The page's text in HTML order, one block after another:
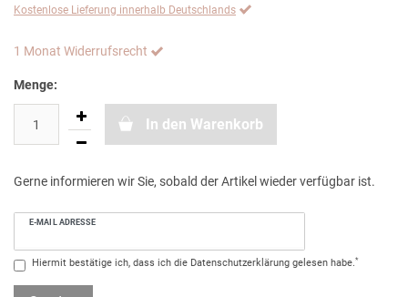
Kostenlose Lieferung innerhalb Deutschlands
1 Monat Widerrufsrecht
Menge:
In den Warenkorb
Gerne informieren wir Sie, sobald der Artikel wieder verfügbar ist.
E-MAIL ADRESSE
Hiermit bestätige ich, dass ich die Daten­schutz­erklärung gelesen habe.*